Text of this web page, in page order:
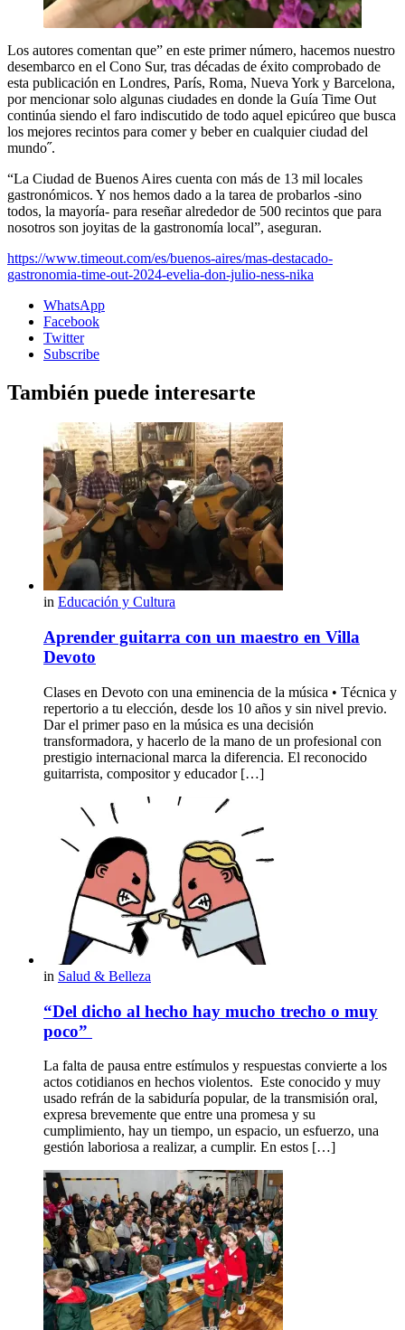
Los autores comentan que” en este primer número, hacemos nuestro
desembarco en el Cono Sur, tras décadas de éxito comprobado de
esta publicación en Londres, París, Roma, Nueva York y Barcelona,
por mencionar solo algunas ciudades en donde la Guía Time Out
continúa siendo el faro indiscutido de todo aquel epicúreo que busca
los mejores recintos para comer y beber en cualquier ciudad del
mundo˝.
“La Ciudad de Buenos Aires cuenta con más de 13 mil locales
gastronómicos. Y nos hemos dado a la tarea de probarlos -sino
todos, la mayoría- para reseñar alrededor de 500 recintos que para
nosotros son joyitas de la gastronomía local”, aseguran.
https://www.timeout.com/es/buenos-aires/mas-destacado-
gastronomia-time-out-2024-evelia-don-julio-ness-nika
WhatsApp
Facebook
Twitter
Subscribe
También puede interesarte
in Educación y Cultura
Aprender guitarra con un maestro en Villa
Devoto
Clases en Devoto con una eminencia de la música • Técnica y
repertorio a tu elección, desde los 10 años y sin nivel previo.
Dar el primer paso en la música es una decisión
transformadora, y hacerlo de la mano de un profesional con
prestigio internacional marca la diferencia. El reconocido
guitarrista, compositor y educador […]
in Salud & Belleza
“Del dicho al hecho hay mucho trecho o muy
poco”
La falta de pausa entre estímulos y respuestas convierte a los
actos cotidianos en hechos violentos. Este conocido y muy
usado refrán de la sabiduría popular, de la transmisión oral,
expresa brevemente que entre una promesa y su
cumplimiento, hay un tiempo, un espacio, un esfuerzo, una
gestión laboriosa a realizar, a cumplir. En estos […]